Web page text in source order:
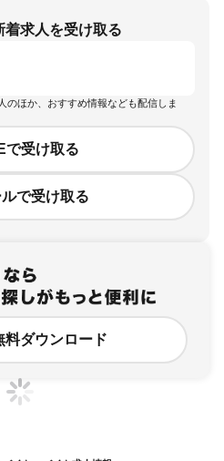
着求人を受け取る
のほか、おすすめ情報なども配信しま
で受け取る
ルで受け取る
料ダウンロード